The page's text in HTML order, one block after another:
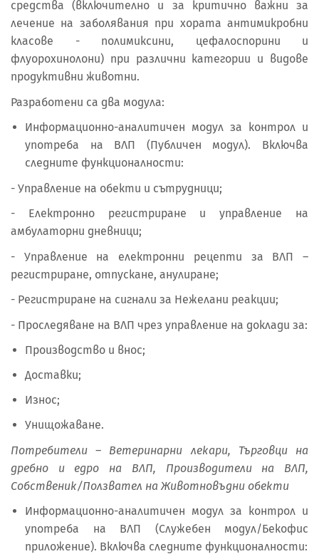
средства (включително и за критично важни за
лечение на заболявания при хората антимикробни
класове - полимиксини, цефалоспорини и
флуорохинолони) при различни категории и видове
продуктивни животни.
Разработени са два модула:
Информационно-аналитичен модул за контрол и
употреба на ВЛП (Публичен модул). Включва
следните функционалности:
- Управление на обекти и сътрудници;
- Електронно регистриране и управление на
амбулаторни дневници;
- Управление на електронни рецепти за ВЛП –
регистриране, отпускане, анулиране;
- Регистриране на сигнали за Нежелани реакции;
- Проследяване на ВЛП чрез управление на доклади за:
Производство и внос;
Доставки;
Износ;
Унищожаване.
Потребители – Ветеринарни лекари, Търговци на
дребно и едро на ВЛП, Производители на ВЛП,
Собственик/Ползвател на Животновъдни обекти
Информационно-аналитичен модул за контрол и
употреба на ВЛП (Служебен модул/Бекофис
приложение). Включва следните функционалности: